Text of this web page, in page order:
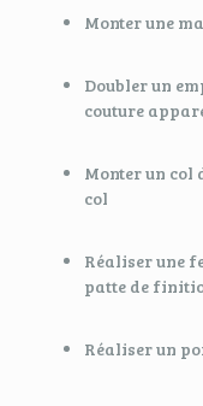
Monter une
Doubler un
couture
Monter un col
col
Réaliser une
patte de
Réaliser un